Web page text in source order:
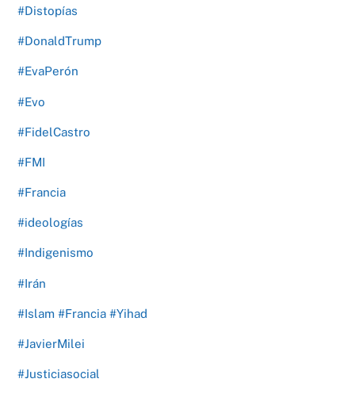
#Distopías
#DonaldTrump
#EvaPerón
#Evo
#FidelCastro
#FMI
#Francia
#ideologías
#Indigenismo
#Irán
#Islam #Francia #Yihad
#JavierMilei
#Justiciasocial